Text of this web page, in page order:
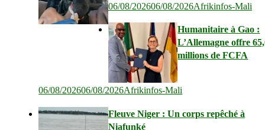
06/08/202606/08/2026Afrikinfos-Mali
Humanitaire à Gao :
L’Allemagne offre
millions de FCFA
06/08/202606/08/2026Afrikinfos-Mali
Fleuve Niger : Un corps repêché à
Niafunké